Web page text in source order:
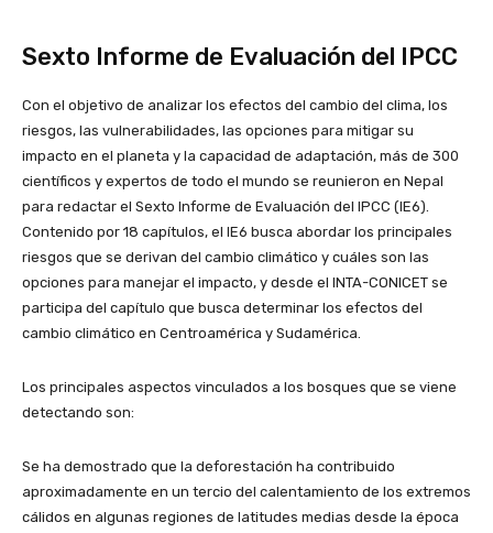
Sexto Informe de Evaluación del IPCC
Con el objetivo de analizar los efectos del cambio del clima, los
riesgos, las vulnerabilidades, las opciones para mitigar su
impacto en el planeta y la capacidad de adaptación, más de 300
científicos y expertos de todo el mundo se reunieron en Nepal
para redactar el Sexto Informe de Evaluación del IPCC (IE6).
Contenido por 18 capítulos, el IE6 busca abordar los principales
riesgos que se derivan del cambio climático y cuáles son las
opciones para manejar el impacto, y desde el INTA-CONICET se
participa del capítulo que busca determinar los efectos del
cambio climático en Centroamérica y Sudamérica.
Los principales aspectos vinculados a los bosques que se viene
detectando son:
Se ha demostrado que la deforestación ha contribuido
aproximadamente en un tercio del calentamiento de los extremos
cálidos en algunas regiones de latitudes medias desde la época